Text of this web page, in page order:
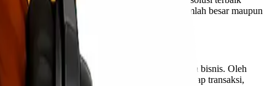
baik untuk pengiriman barang dalam jumlah besar maupun
faktor utama yang mempengaruhi keputusan bisnis. Oleh
kami menjunjung tinggi transparansi dalam setiap transaksi,